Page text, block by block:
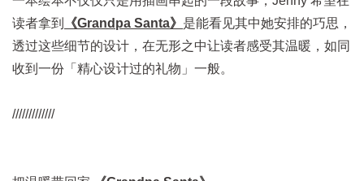
读者拿到
《Grandpa Santa》 是能看见其中她安排的巧思，
透过这些细节的设计，在无形之中让读者感受其温暖，如同
收到一份「精心设计过的礼物」一般。
/////////////